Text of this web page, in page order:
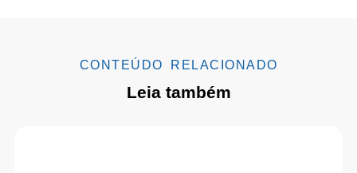
CONTEÚDO RELACIONADO
Leia também